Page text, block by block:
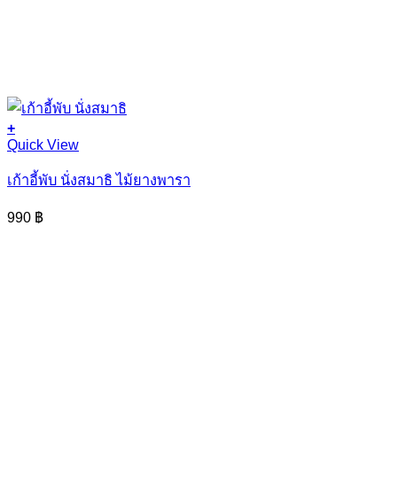
+
This
has
variants.
Quick View
เก้าอี้พับ นั่งสมาธิ ไม้ยางพารา
990 ฿